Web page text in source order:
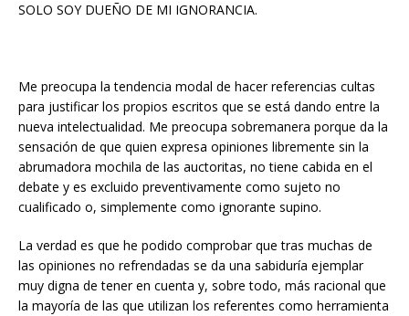
SOLO SOY DUEÑO DE MI IGNORANCIA.
Me preocupa la tendencia modal de hacer referencias cultas
para justificar los propios escritos que se está dando entre la
nueva intelectualidad. Me preocupa sobremanera porque da la
sensación de que quien expresa opiniones libremente sin la
abrumadora mochila de las auctoritas, no tiene cabida en el
debate y es excluido preventivamente como sujeto no
cualificado o, simplemente como ignorante supino.
La verdad es que he podido comprobar que tras muchas de
las opiniones no refrendadas se da una sabiduría ejemplar
muy digna de tener en cuenta y, sobre todo, más racional que
la mayoría de las que utilizan los referentes como herramienta